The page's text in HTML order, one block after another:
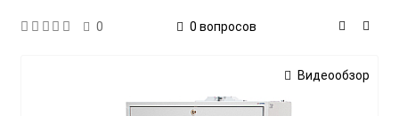
0 0 вопросов
Видеообзор